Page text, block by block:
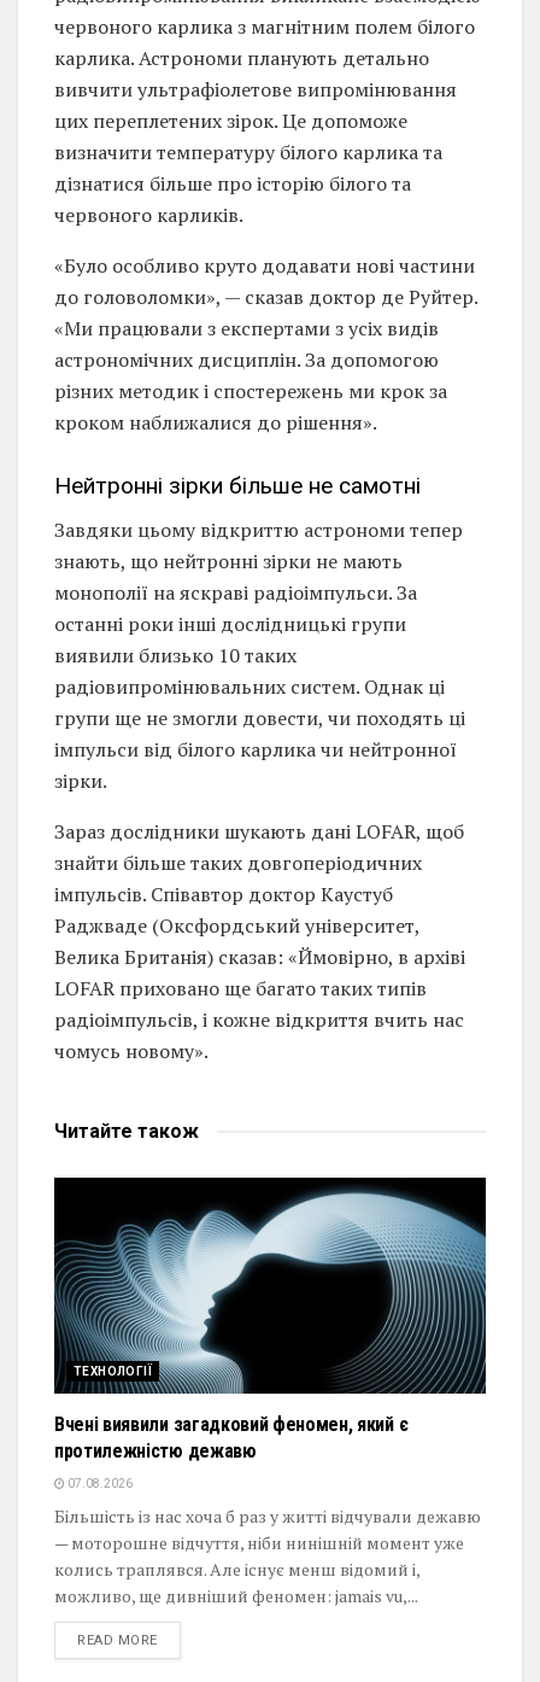
червоного карлика з магнітним полем білого
карлика. Астрономи планують детально
вивчити ультрафіолетове випромінювання
цих переплетених зірок. Це допоможе
визначити температуру білого карлика та
дізнатися більше про історію білого та
червоного карликів.
«Було особливо круто додавати нові частини
до головоломки», — сказав доктор де Руйтер.
«Ми працювали з експертами з усіх видів
астрономічних дисциплін. За допомогою
різних методик і спостережень ми крок за
кроком наближалися до рішення».
Нейтронні зірки більше не самотні
Завдяки цьому відкриттю астрономи тепер
знають, що нейтронні зірки не мають
монополії на яскраві радіоімпульси. За
останні роки інші дослідницькі групи
виявили близько 10 таких
радіовипромінювальних систем. Однак ці
групи ще не змогли довести, чи походять ці
імпульси від білого карлика чи нейтронної
зірки.
Зараз дослідники шукають дані LOFAR, щоб
знайти більше таких довгоперіодичних
імпульсів. Співавтор доктор Каустуб
Раджваде (Оксфордський університет,
Велика Британія) сказав: «Ймовірно, в архіві
LOFAR приховано ще багато таких типів
радіоімпульсів, і кожне відкриття вчить нас
чомусь новому».
Читайте також
ТЕХНОЛОГІЇ
Вчені виявили загадковий феномен, який є
протилежністю дежавю
07.08.2026
Більшість із нас хоча б раз у житті відчували дежавю
— моторошне відчуття, ніби нинішній момент уже
колись траплявся. Але існує менш відомий і,
можливо, ще дивніший феномен: jamais vu,...
READ MOREDETAILS